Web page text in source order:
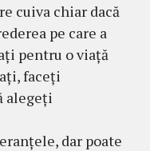
cuiva chiar dacă
pe care a
pentru o viață
faceți
alegeți
dar poate